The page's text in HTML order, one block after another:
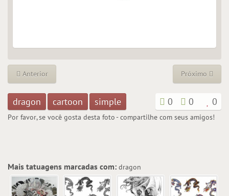
Anterior Próximo
dragon cartoon simple 0 0 0
Por favor, se você gosta desta foto - compartilhe com seus amigos!
Mais tatuagens marcadas com: dragon